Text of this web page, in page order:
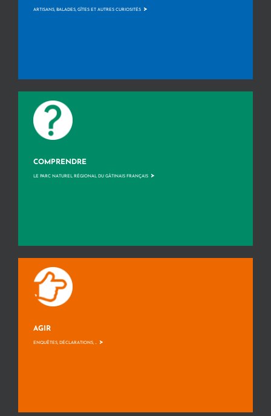
ARTISANS, BALADES, GÎTES ET AUTRES CURIOSITÉS >
COMPRENDRE
LE PARC NATUREL RÉGIONAL DU GÂTINAIS FRANÇAIS >
AGIR
ENQUÊTES, DÉCLARATIONS, ... >